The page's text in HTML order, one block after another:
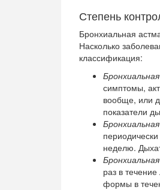
Степень
Бронхиальная
Насколько
классификация:
симптомы,
вообще, или
показатели
неделю.
раз в
формы в